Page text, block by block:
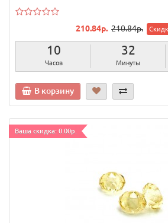
210.84р. 210.84р.
10
Часов
32
Минуты
В корзину
Ваша скидка: 0.00р.